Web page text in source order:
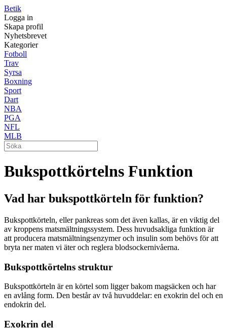
Betik
Logga in
Skapa profil
Nyhetsbrevet
Kategorier
Fotboll
Trav
Syrsa
Boxning
Sport
Dart
NBA
PGA
NFL
MLB
Bukspottkörtelns Funktion
Vad har bukspottkörteln för funktion?
Bukspottkörteln, eller pankreas som det även kallas, är en viktig del
av kroppens matsmältningssystem. Dess huvudsakliga funktion är
att producera matsmältningsenzymer och insulin som behövs för att
bryta ner maten vi äter och reglera blodsockernivåerna.
Bukspottkörtelns struktur
Bukspottkörteln är en körtel som ligger bakom magsäcken och har
en avlång form. Den består av två huvuddelar: en exokrin del och en
endokrin del.
Exokrin del